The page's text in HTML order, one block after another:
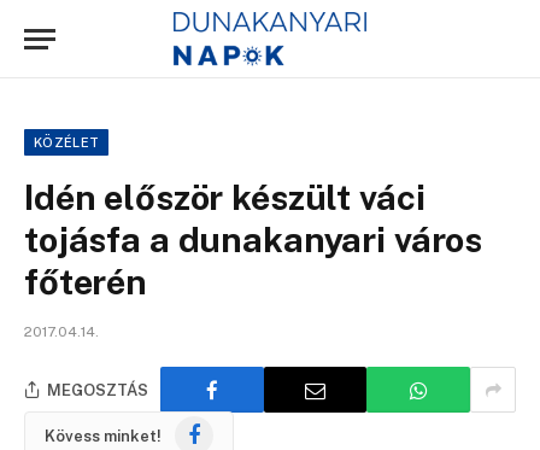
KÖZÉLET
Idén először készült váci
tojásfa a dunakanyari város
főterén
2017.04.14.
MEGOSZTÁS
Kövess minket! Facebook